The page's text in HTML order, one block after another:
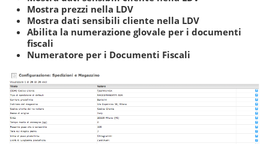
Mostra prezzi nella LDV
Mostra dati sensibili cliente nella LDV
Abilita la numerazione glovale per i documenti
fiscali
Numeratore per i Documenti Fiscali